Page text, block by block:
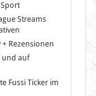
Streams
Rezensionen
auf
Fussi Ticker im